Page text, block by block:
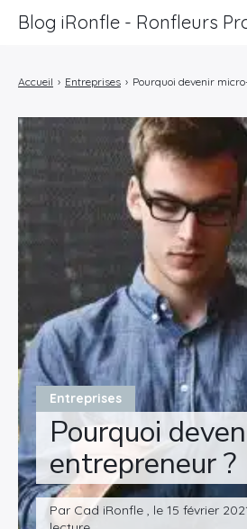
Entreprises
Pourquoi
entrepreneur ?
Par Cad iRonfle , le 15 février
Accueil › Entreprises › Pourquoi devenir
Blog iRonfle - Ronfleurs
Informatique
Marketing
Lifestyle
Entreprises